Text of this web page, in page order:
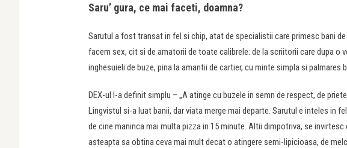
Saru’ gura, ce mai faceti, doamna?
Sarutul a fost transat in fel si chip, atat de specialistii care primesc bani
facem sex, cit si de amatorii de toate calibrele: de la scriitorii care dupa o
inghesuieli de buze, pina la amantii de cartier, cu minte simpla si palmares
DEX-ul l-a definit simplu – „A atinge cu buzele in semn de respect, de
Lingvistul si-a luat banii, dar viata merge mai departe. Sarutul e inteles in
de cine maninca mai multa pizza in 15 minute. Altii dimpotriva, se
asteapta sa obtina ceva mai mult decat o atingere semi-lipicioasa, de